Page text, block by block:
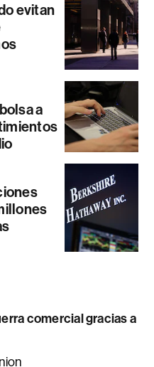
evitan
a
comercial gracias a